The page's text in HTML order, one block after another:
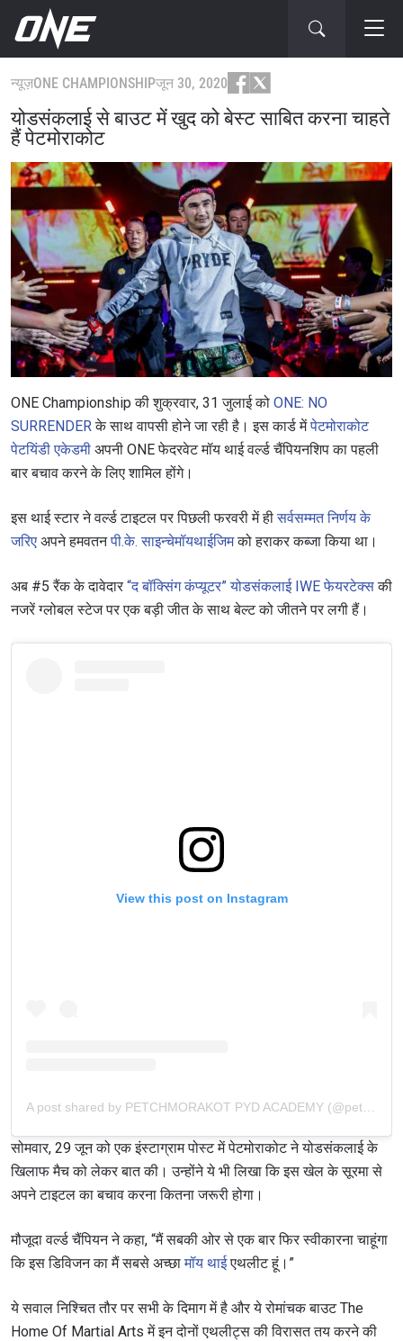
न्यूज़ONE CHAMPIONSHIPजून 30, 2020
योडसंकलाई से बाउट में खुद को बेस्ट साबित करना चाहते
हैं पेटमोराकोट
ONE Championship की शुक्रवार, 31 जुलाई को ONE: NO
SURRENDER के साथ वापसी होने जा रही है। इस कार्ड मेंपेटमोराकोट
पेटयिंडी एकेडमी अपनी ONE फेदरवेट मॉय थाई वर्ल्ड चैंपियनशिप का पहली
बार बचाव करने के लिए शामिल होंगे।
इस थाई स्टार ने वर्ल्ड टाइटल पर पिछली फरवरी में हीसर्वसम्मत निर्णय के
जरिए अपने हमवतनपी.के. साइन्चेमॉयथाईजिमको हराकर कब्जा किया था।
अब #5 रैंक के दावेदार “द बॉक्सिंग कंप्यूटर” योडसंकलाई IWE फेयरटेक्सकी
नजरें ग्लोबल स्टेज पर एक बड़ी जीत के साथ बेल्ट को जीतने पर लगी हैं।
View this post on Instagram
सोमवार, 29 जून को एक इंस्टाग्राम पोस्ट में पेटमोराकोट ने योडसंकलाई के
खिलाफ मैच को लेकर बात की। उन्होंने ये भी लिखा कि इस खेल के सूरमा से
अपने टाइटल का बचाव करना कितना जरूरी होगा।
मौजूदा वर्ल्ड चैंपियन ने कहा, “मैं सबकी ओर से एक बार फिर स्वीकारना चाहूंगा
कि इस डिविजन का मैं सबसे अच्छामॉय थाईएथलीट हूं।”
ये सवाल निश्चित तौर पर सभी के दिमाग में है और ये रोमांचक बाउट The
Home Of Martial Arts में इन दोनों एथलीट्स की विरासत तय करने की